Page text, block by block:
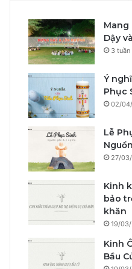
Mang
Dậy
3
Ý
Phục
02/
Lễ
27/
Kinh
bảo
khăn
19/
Kinh
Bầu